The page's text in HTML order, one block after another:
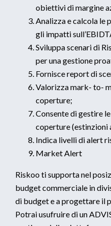
obiettivi di margine
Analizza e calcola le
gli impatti
Sviluppa scenari di
per una gestione
Fornisce report di
Valorizza mark- to-
coperture;
Consente di gestire
coperture (estinzioni
Indica livelli di alert
Market Alert
Riskoo ti supporta nel
budget commerciale in
di budget e a progettare il
Potrai usufruire di un